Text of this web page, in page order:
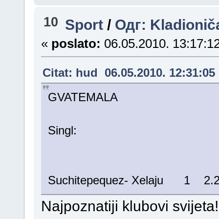
10 Sport / Одг:
« poslato: 06.05.2010.
Citat: hud 06.05.2010. 12:31:05
GVATEMALA
Singl:
Suchitepequez- Xelaju 1
Najpoznatiji klubovi